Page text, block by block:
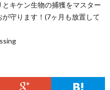
キケン生物の捕獲をマスター
守ります！(7ヶ月も放置して